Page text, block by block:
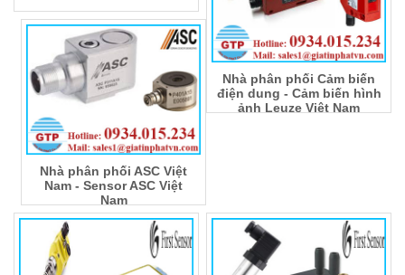
Nhà phân phối Cảm biến
điện dung - Cảm biến hình
ảnh Leuze Việt Nam
Nhà phân phối ASC Việt
Nam - Sensor ASC Việt
Nam